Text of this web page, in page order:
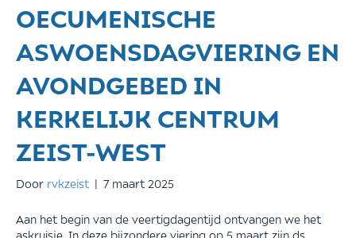
OECUMENISCHE
ASWOENSDAGVIERING EN
AVONDGEBED IN
KERKELIJK CENTRUM
ZEIST-WEST
Door rvkzeist | 7 maart 2025
Aan het begin van de veertigdagentijd ontvangen we het
askruisje. In deze bijzondere viering op 5 maart zijn ds.